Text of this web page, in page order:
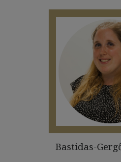
Bastidas-